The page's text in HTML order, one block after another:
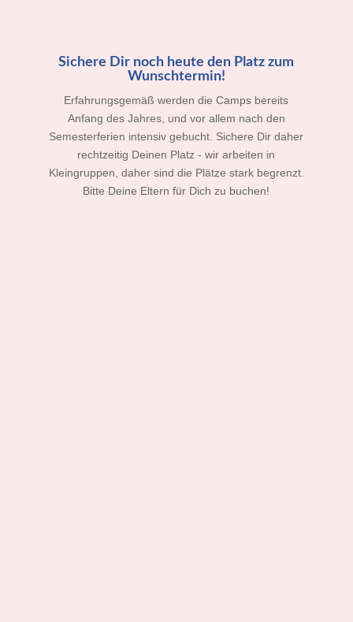
Sichere Dir noch heute den Platz zum
Wunschtermin!
Erfahrungsgemäß werden die Camps bereits
Anfang des Jahres, und vor allem nach den
Semesterferien intensiv gebucht. Sichere Dir daher
rechtzeitig Deinen Platz - wir arbeiten in
Kleingruppen, daher sind die Plätze stark begrenzt.
Bitte Deine Eltern für Dich zu buchen!